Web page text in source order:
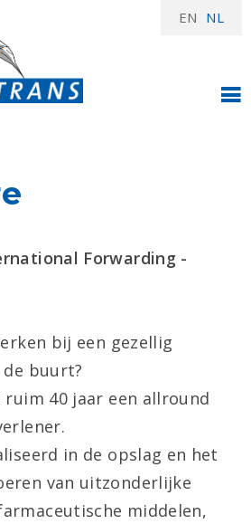
EN NL
Forwarding -
bij een gezellig
buurt?
40 jaar een allround
in de opslag en het
van uitzonderlijke
middelen,